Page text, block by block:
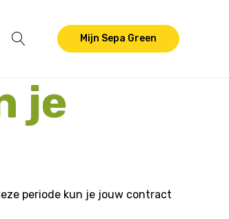
Mijn Sepa Green
je
periode kun je jouw contract